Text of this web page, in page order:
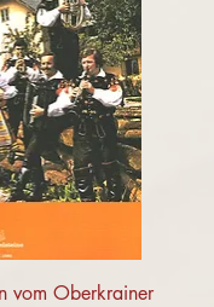
vom Oberkrainer